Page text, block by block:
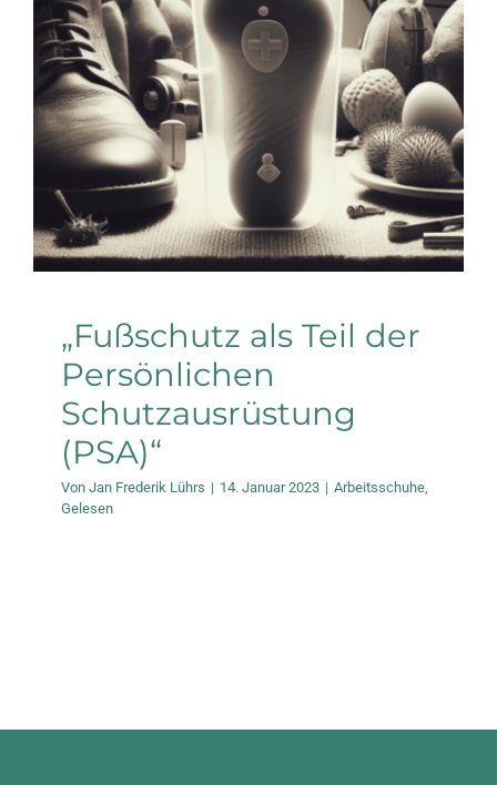
Persönlichen
Schutzausrüstung
(PSA)“
Arbeitsschuhe Gelesen
„Fußschutz als Teil der
Persönlichen
Schutzausrüstung
(PSA)“
Von Jan Frederik Lührs | 14. Januar 2023 | Arbeitsschuhe
Gelesen